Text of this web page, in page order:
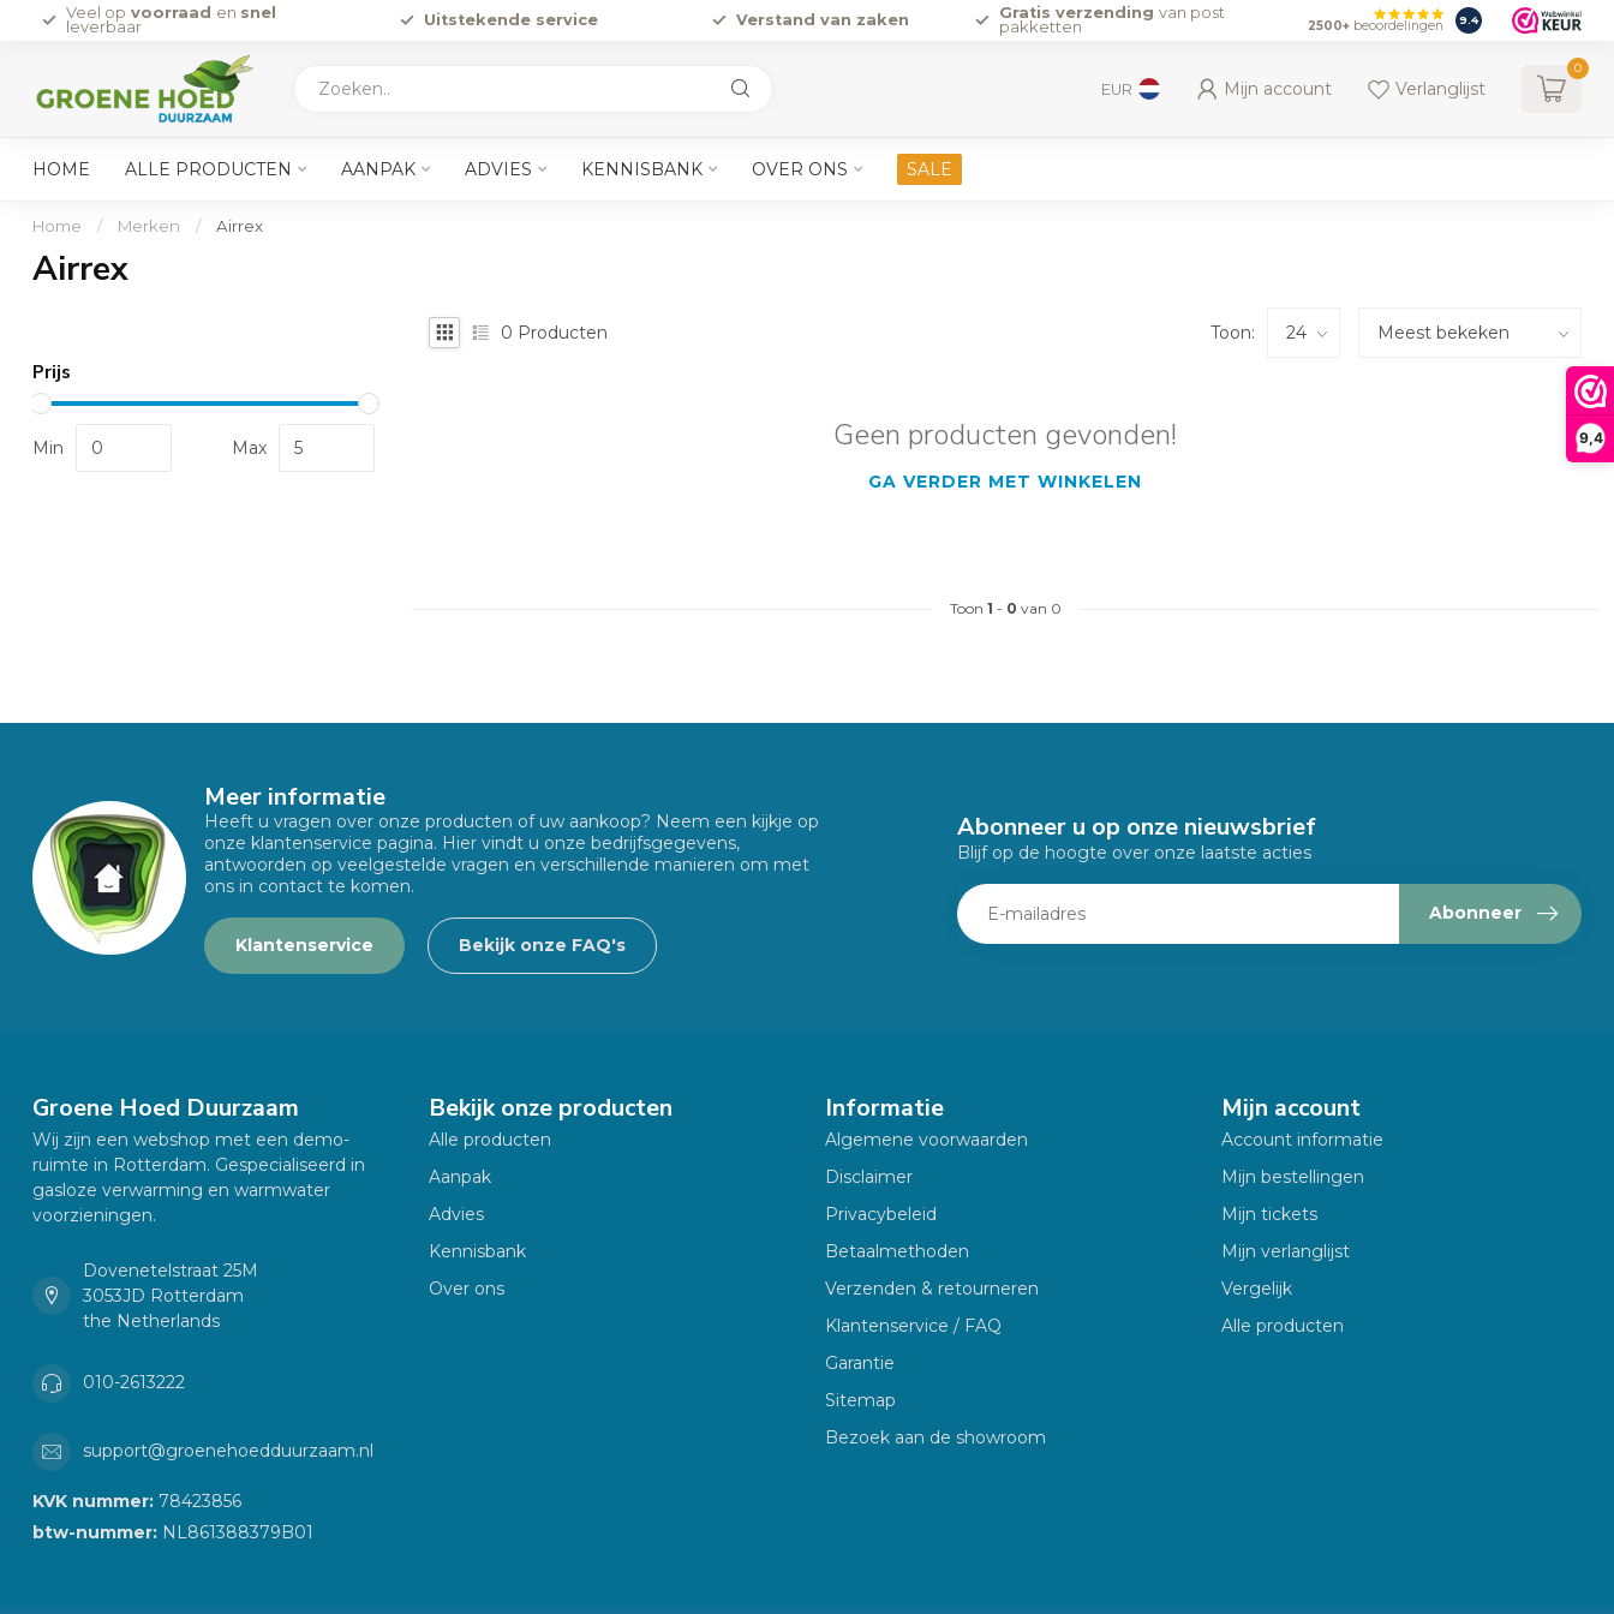
9,4
Veel op voorraad en snel
leverbaar
Uitstekende service Verstand van zaken Gratis verzending van post
pakketten
2500+ beoordelingen 9.4
EUR Mijn account Verlanglijst
0
HOME ALLE PRODUCTEN AANPAK ADVIES KENNISBANK OVER ONS SALE
Home / Merken / Airrex
Airrex
Prijs
Min Max
0 Producten Toon:
Geen producten gevonden!
GA VERDER MET WINKELEN
Toon 1 - 0 van 0
Meer informatie
Heeft u vragen over onze producten of uw aankoop? Neem een kijkje op
onze klantenservice pagina. Hier vindt u onze bedrijfsgegevens,
antwoorden op veelgestelde vragen en verschillende manieren om met
ons in contact te komen.
Klantenservice Bekijk onze FAQ's
Abonneer u op onze nieuwsbrief
Blijf op de hoogte over onze laatste acties
Abonneer
Groene Hoed Duurzaam
Wij zijn een webshop met een demo-
ruimte in Rotterdam. Gespecialiseerd in
gasloze verwarming en warmwater
voorzieningen.
Dovenetelstraat 25M
3053JD Rotterdam
the Netherlands
010-2613222
support@groenehoedduurzaam.nl
KVK nummer: 78423856
btw-nummer: NL861388379B01
Bekijk onze producten
Alle producten
Aanpak
Advies
Kennisbank
Over ons
Informatie
Algemene voorwaarden
Disclaimer
Privacybeleid
Betaalmethoden
Verzenden & retourneren
Klantenservice / FAQ
Garantie
Sitemap
Bezoek aan de showroom
Mijn account
Account informatie
Mijn bestellingen
Mijn tickets
Mijn verlanglijst
Vergelijk
Alle producten